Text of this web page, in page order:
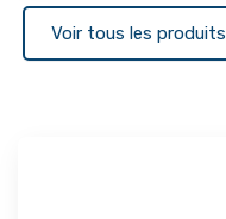
Voir tous les